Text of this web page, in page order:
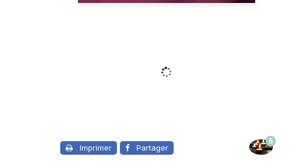
Imprimer Partager
5